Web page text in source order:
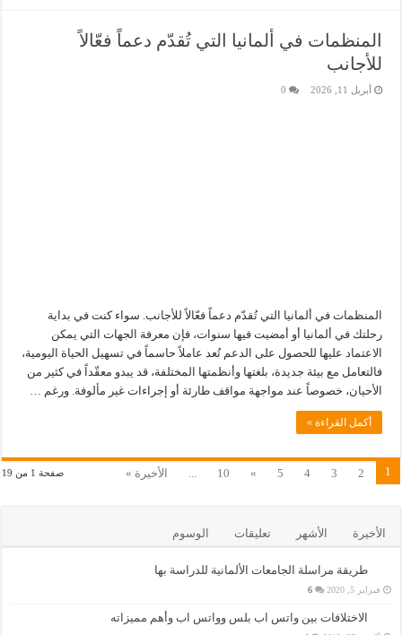
المنظمات في ألمانيا التي تُقدّم دعماً فعّالاً
للأجانب
أبريل 11, 2026 0
المنظمات في ألمانيا التي تُقدّم دعماً فعّالاً للأجانب. سواء كنت في بداية
رحلتك في ألمانيا أو أمضيت فيها سنوات، فإن معرفة الجهات التي يمكن
الاعتماد عليها للحصول على الدعم تُعد عاملاً حاسماً في تسهيل الحياة اليومية،
فالتعامل مع بيئة جديدة، بلغتها وأنظمتها المختلفة، قد يبدو معقّداً في كثير من
الأحيان، خصوصاً عند مواجهة مواقف طارئة أو إجراءات غير مألوفة. ورغم …
أكمل القراءة »
صفحة 1 من 19 1
2
3
4
5
»
10
... الأخيرة »
الأخيرة الأشهر تعليقات الوسوم
طريقة مراسلة الجامعات الألمانية للدراسة بها
فبراير 5, 2020 6
الاختلافات بين واتس اب بلس وواتس اب وأهم مميزاته